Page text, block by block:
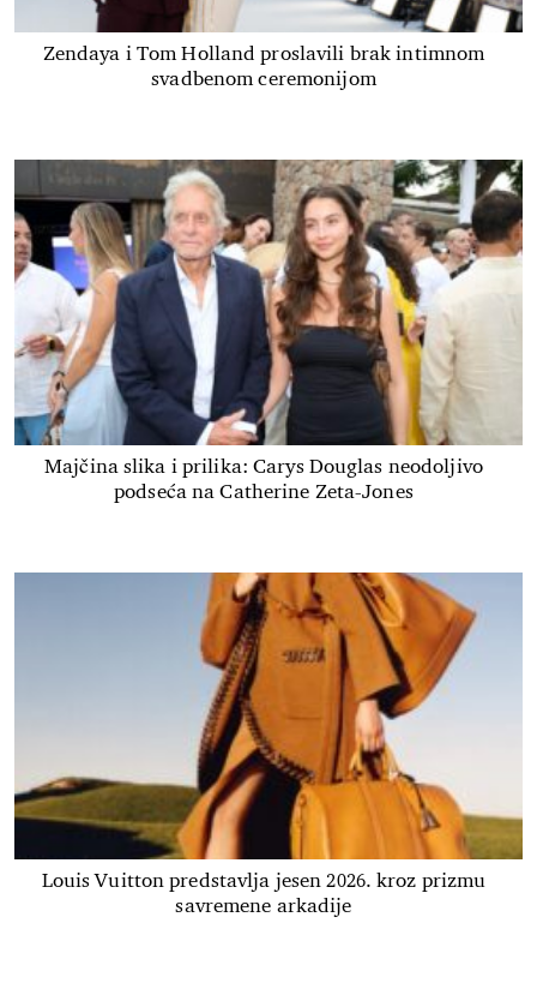
Zendaya i Tom Holland proslavili brak intimnom
svadbenom ceremonijom
Majčina slika i prilika: Carys Douglas neodoljivo
podseća na Catherine Zeta-Jones
Louis Vuitton predstavlja jesen 2026. kroz prizmu
savremene arkadije